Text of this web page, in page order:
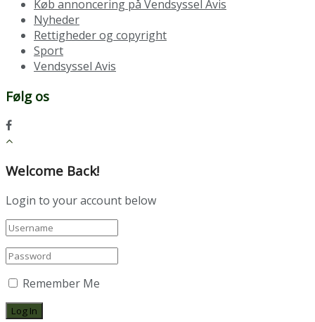
Køb annoncering på Vendsyssel Avis
Nyheder
Rettigheder og copyright
Sport
Vendsyssel Avis
Følg os
Welcome Back!
Login to your account below
Remember Me